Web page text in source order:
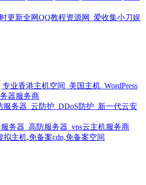
更新全网QQ教程资源网_爱收集小刀娱
业香港主机空间_美国主机_WordPress
器服务商
服务器_云防护_DDoS防护_新一代云安
务器_高防服务器_vps云主机服务商
拟主机,免备案cdn,免备案空间